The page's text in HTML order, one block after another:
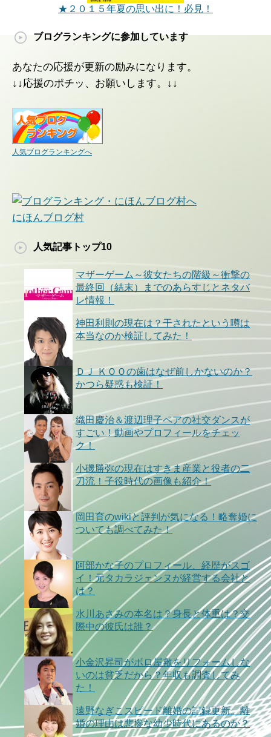
★２０１５年夏の思い出に！必見！
ブログランキングに参加しています
あなたの応援が更新の励みになります。
↓↓応援のポチッ、お願いします。↓↓
人気ブログランキングへ
にほんブログ村
人気記事トップ10
マザーゲーム～彼女たちの階級～衝撃の
最終回（結末）までのあらすじとネタバ
レ情報！
神田利則の現在は？干されたという噂は
本当なのか検証してみた！
ＤＪ ＫＯＯの歯はなぜ前しかないのか？
かつら疑惑も検証！
織田慶治＆渡辺理子ペアの社交ダンスが
すごい！動画やプロフィールをチェッ
ク！
小磯勝弥の現在はすきま産業と役者の二
刀流！子役時代の画像も紹介！
岡田育のwikiと評判が気になる！略奪婚に
ついても調べてみた！
阿部かな子のプロフィール、経歴がスゴ
イ！元タカラジェンヌが経営する会社と
は？
水川あさみの本名は？身長と体重は？交
際中の彼氏は誰？
小金沢昇司がボロ屋敷をリフォームしな
いのは貧乏だから？年収も調査してみ
た！
遠野なぎこスピード離婚の記録更新。離
婚の理由は悲惨な幼少時代にあるのか？